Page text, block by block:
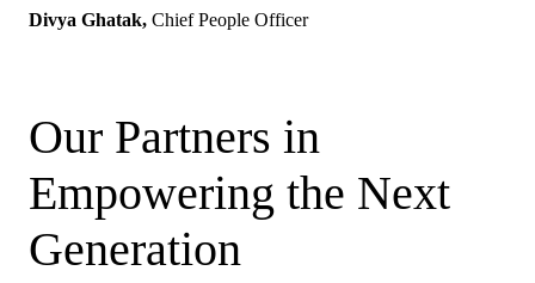
Divya Ghatak, Chief People Officer
Our Partners in
Empowering the Next
Generation